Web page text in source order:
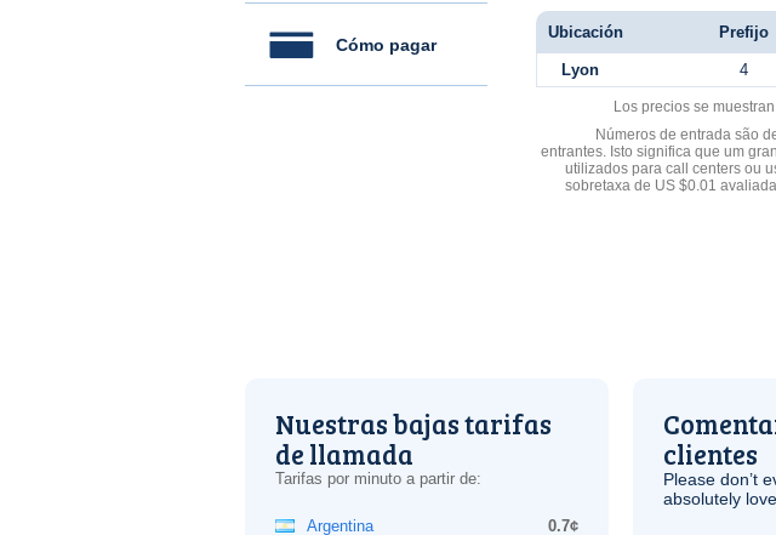
Cómo pagar
Ubicación Prefijo
Lyon 4
Los precios se
Números de entrada são
entrantes. Isto significa que um
utilizados para call centers ou
sobretaxa de US $0.01
Nuestras bajas tarifas
de llamada
Tarifas por minuto a partir de:
Argentina
0.7¢
clientes
Please don’t
absolutely